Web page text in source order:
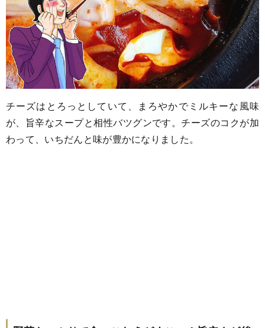
チーズはとろっとしていて、まろやかでミルキーな風味
が、旨辛なスープと相性バツグンです。チーズのコクが加
わって、いちだんと味が豊かになりました。